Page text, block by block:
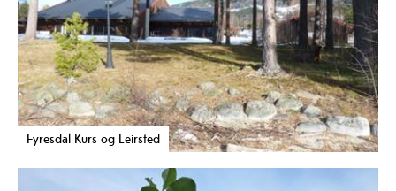
Fyresdal Kurs og Leirsted